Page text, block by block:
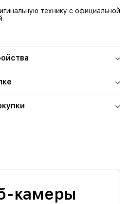
технику с официальной
камеры